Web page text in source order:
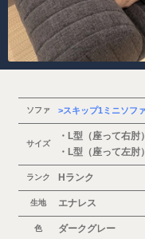
ソファ スキップ1ミニソフ
サイズ
・L型（座って右肘）
・L型（座って左肘）
ランク Hランク
生地 エナレス
色 ダークグレー